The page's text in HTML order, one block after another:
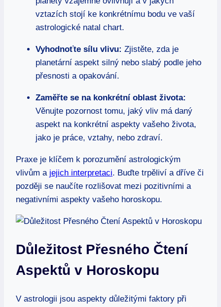
vztazích stojí ke konkrétnímu bodu ve vaší
astrologické natal chart.
Vyhodnoťte sílu vlivu: Zjistěte, zda je
planetární aspekt silný nebo slabý podle jeho
přesnosti a opakování.
Zaměřte se na konkrétní oblast života:
Věnujte pozornost tomu, jaký vliv má daný
aspekt na konkrétní aspekty vašeho života,
jako je práce, vztahy, nebo zdraví.
Praxe je klíčem k porozumění astrologickým
vlivům a jejich interpretaci. Buďte trpěliví a dříve či
později se naučíte rozlišovat mezi pozitivními a
negativními aspekty vašeho horoskopu.
Důležitost Přesného Čtení
Aspektů v Horoskopu
V astrologii jsou aspekty důležitými faktory při